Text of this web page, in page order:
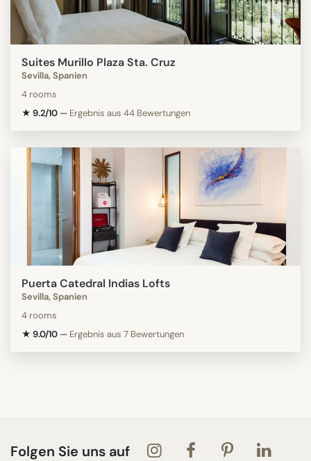
Suites Murillo Plaza Sta. Cruz
Sevilla, Spanien
4 rooms
★ 9.2/10 — Ergebnis aus 44 Bewertungen
Puerta Catedral Indias Lofts
Sevilla, Spanien
4 rooms
★ 9.0/10 — Ergebnis aus 7 Bewertungen
Folgen Sie uns auf